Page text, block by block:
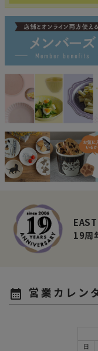
19周
calendar_month 営業カレン